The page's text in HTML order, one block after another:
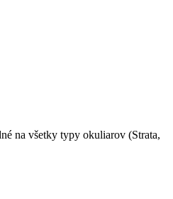
na všetky typy okuliarov (Strata,